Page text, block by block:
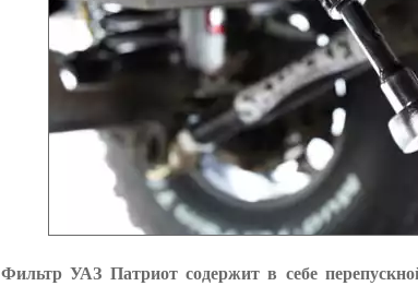
Фильтр УАЗ Патриот содержит в себе